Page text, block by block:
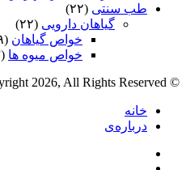
طب سنتی (۲۲)
گیاهان دارویی (۲۲)
خواص گیاهان (۹)
خواص میوه ها (۱۳)
© Copyright 2026, All Rights Reserved
خانه
درباره‌ی